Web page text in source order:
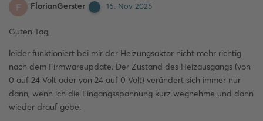
F FlorianGerster 16. Nov 2025
Guten Tag,
leider funktioniert bei mir der Heizungsaktor nicht mehr richtig
nach dem Firmwareupdate. Der Zustand des Heizausgangs (von
0 auf 24 Volt oder von 24 auf 0 Volt) verändert sich immer nur
dann, wenn ich die Eingangsspannung kurz wegnehme und dann
wieder drauf gebe.